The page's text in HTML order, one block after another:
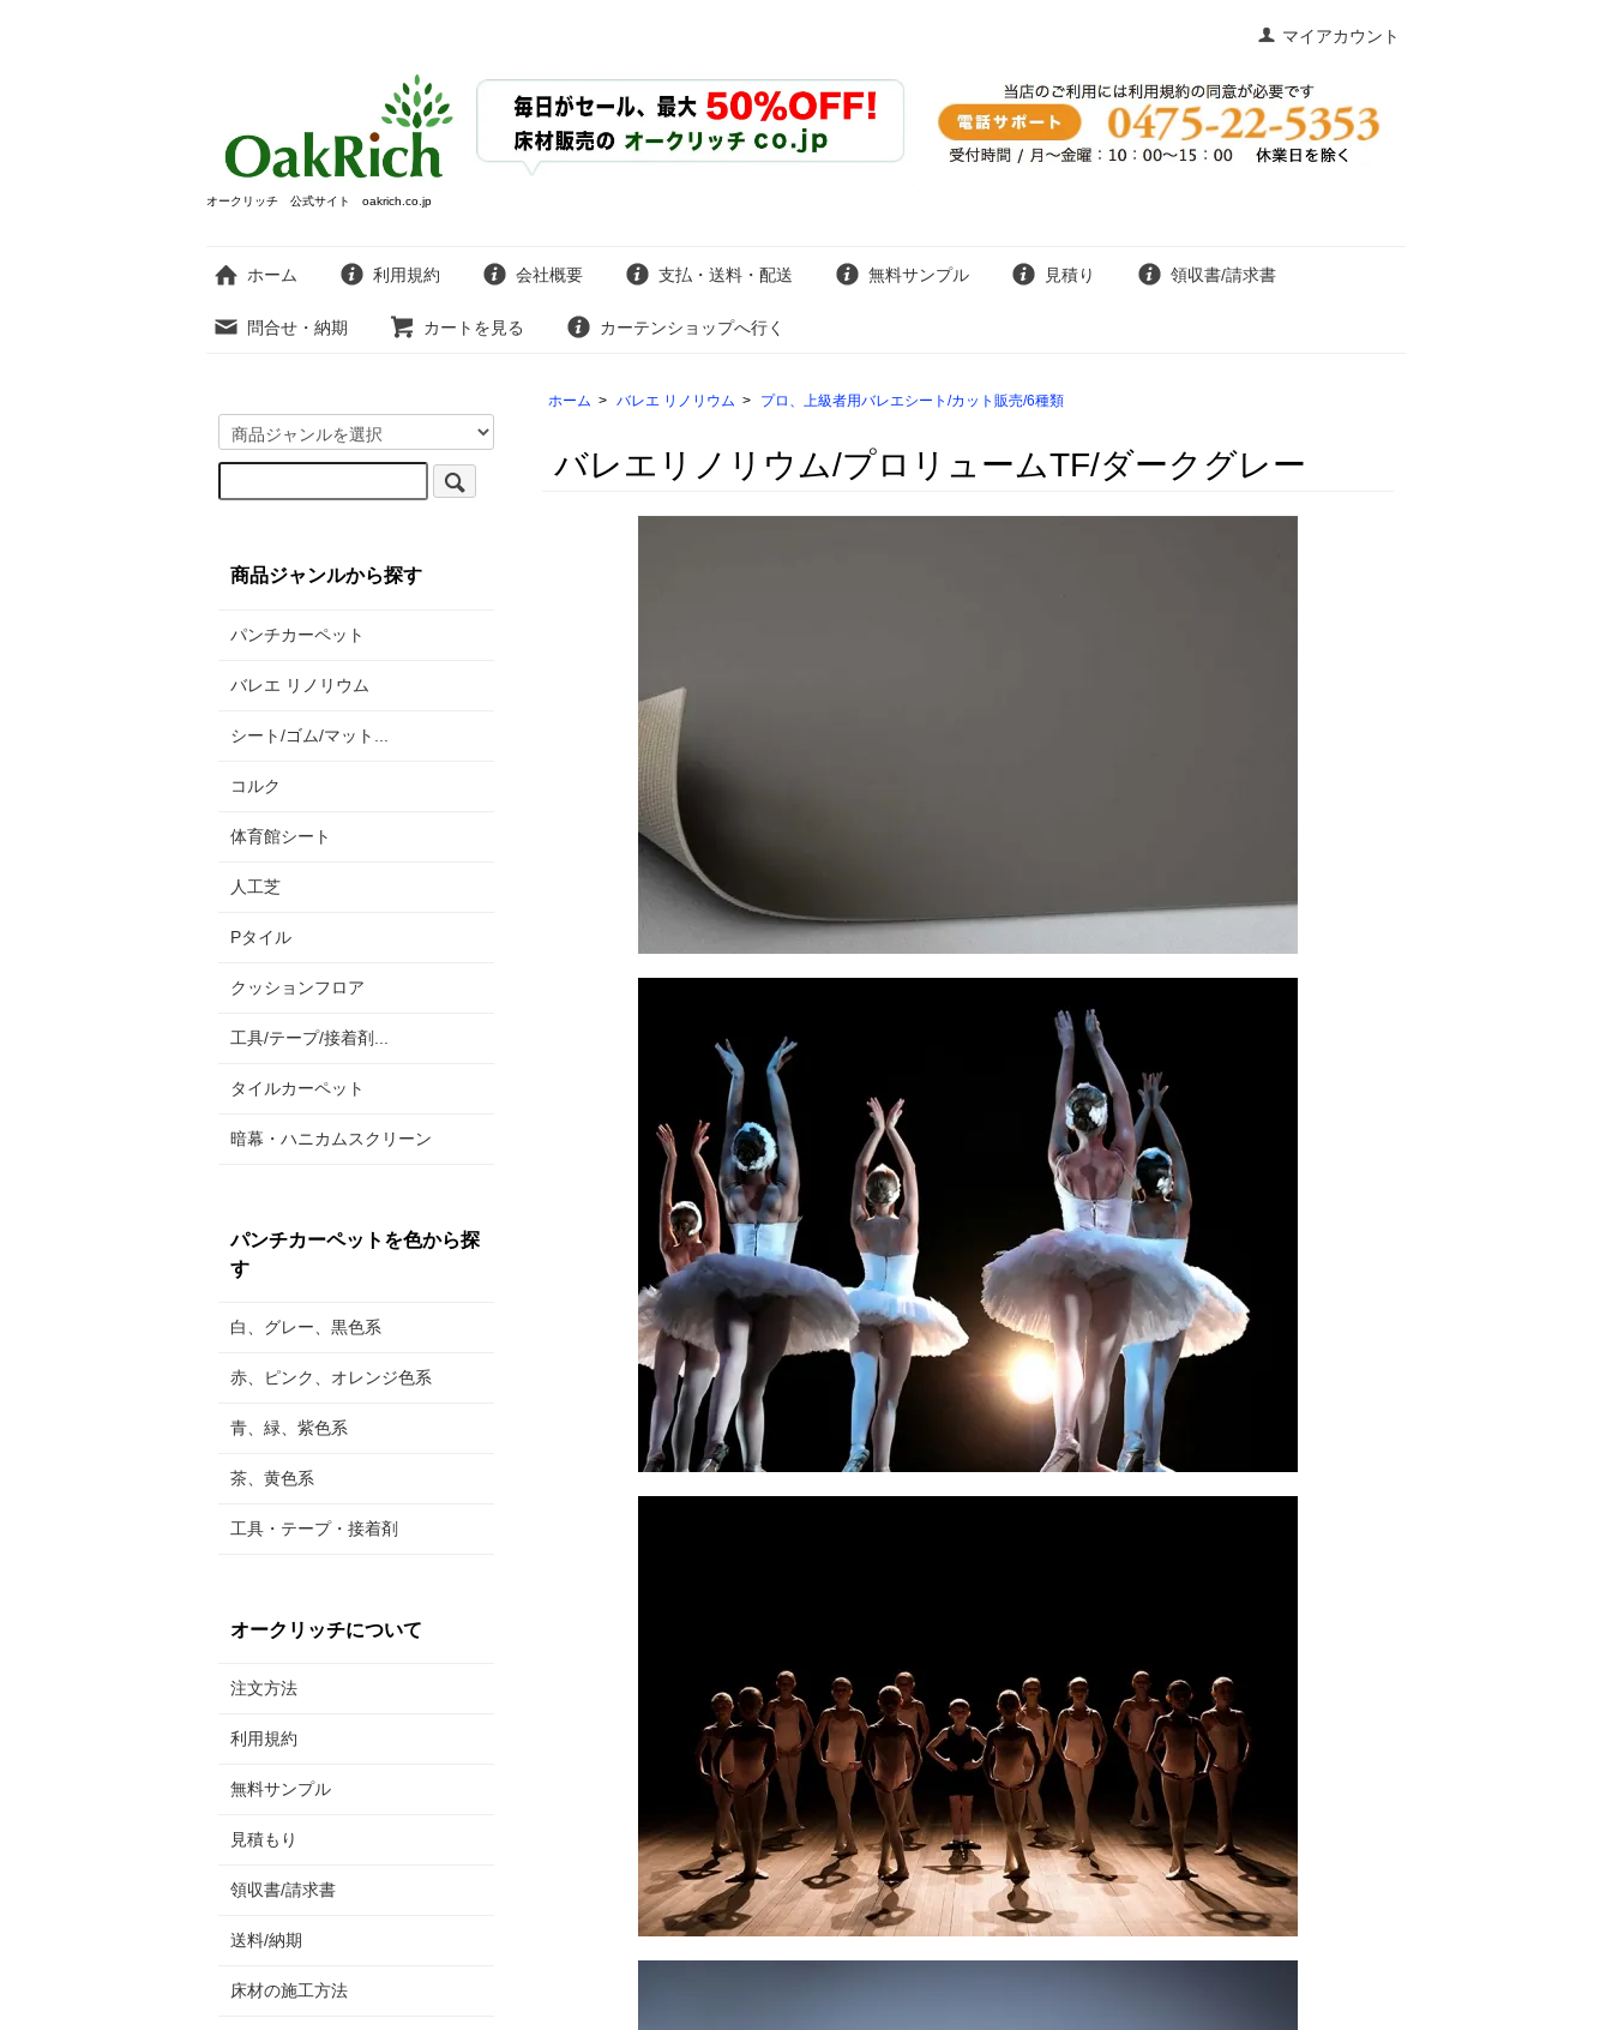
マイアカウント
オークリッチ 公式サイト oakrich.co.jp
ホーム 利用規約 会社概要 支払・送料・配送 無料サンプル 見積り 領収書/請求書
問合せ・納期 カートを見る カーテンショップへ行く
ホーム > バレエ リノリウム > プロ、上級者用バレエシート/カット販売/6種類
バレエリノリウム/プロリュームTF/ダークグレー
商品ジャンルから探す
パンチカーペット
バレエ リノリウム
シート/ゴム/マット...
コルク
体育館シート
人工芝
Pタイル
クッションフロア
工具/テープ/接着剤...
タイルカーペット
暗幕・ハニカムスクリーン
パンチカーペットを色から探
す
白、グレー、黒色系
赤、ピンク、オレンジ色系
青、緑、紫色系
茶、黄色系
工具・テープ・接着剤
オークリッチについて
注文方法
利用規約
無料サンプル
見積もり
領収書/請求書
送料/納期
床材の施工方法